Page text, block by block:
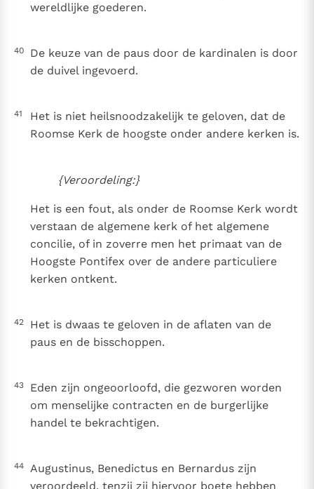
wereldlijke goederen.
40
De keuze van de paus door de kardinalen is door
de duivel ingevoerd.
41
Het is niet heilsnoodzakelijk te geloven, dat de
Roomse Kerk de hoogste onder andere kerken is.
{Veroordeling:}
Het is een fout, als onder de Roomse Kerk wordt
verstaan de algemene kerk of het algemene
concilie, of in zoverre men het primaat van de
Hoogste Pontifex over de andere particuliere
kerken ontkent.
42
Het is dwaas te geloven in de aflaten van de
paus en de bisschoppen.
43
Eden zijn ongeoorloofd, die gezworen worden
om menselijke contracten en de burgerlijke
handel te bekrachtigen.
44
Augustinus, Benedictus en Bernardus zijn
veroordeeld, tenzij zij hiervoor boete hebben